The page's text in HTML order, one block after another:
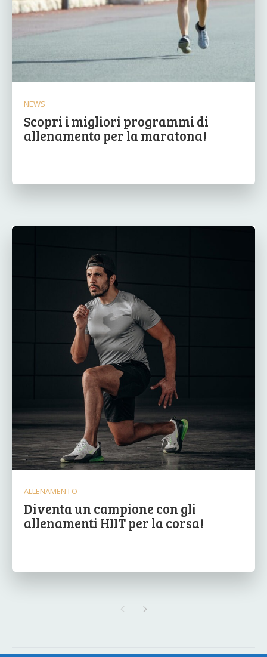
NEWS
Scopri i migliori programmi di
allenamento per la maratona!
ALLENAMENTO
Diventa un campione con gli
allenamenti HIIT per la corsa!